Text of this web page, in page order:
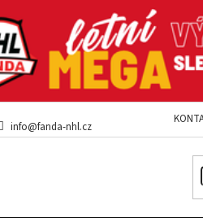
info@fanda-nhl.cz